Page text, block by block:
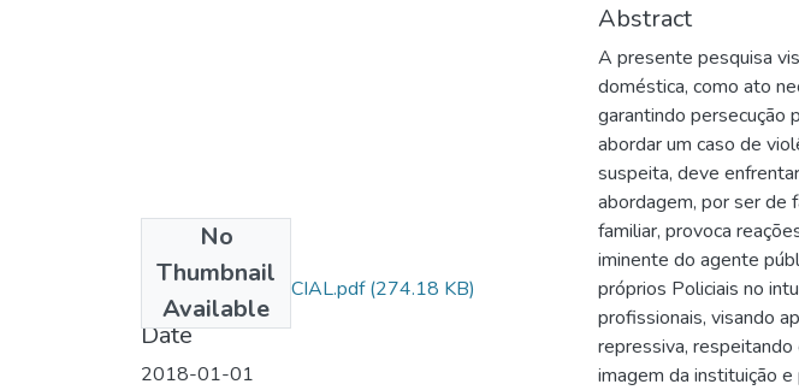
No
Thumbnail
Available
INQUÉRITO POLICIAL.pdf(274.18 KB)
Date
2018-01-01
Abstract
A presente pesquisa
doméstica, como ato
garantindo persecução
abordar um caso de
suspeita, deve
abordagem, por ser de
familiar, provoca
iminente do agente
próprios Policiais no
profissionais, visando
repressiva,
imagem da instituição